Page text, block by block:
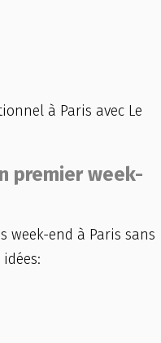
à Paris avec Le
premier week-
week-end à Paris sans